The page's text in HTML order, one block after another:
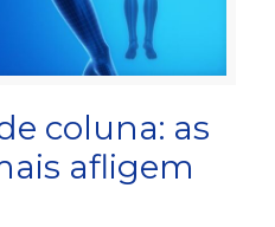
coluna: as
afligem